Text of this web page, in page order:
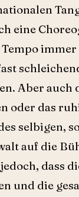
eine
Tempo
Aber auch
oder das
selbigen,
auf die
dass
und die